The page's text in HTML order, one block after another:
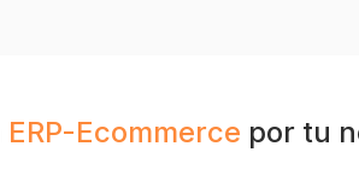
ERP-Ecommerce por tu